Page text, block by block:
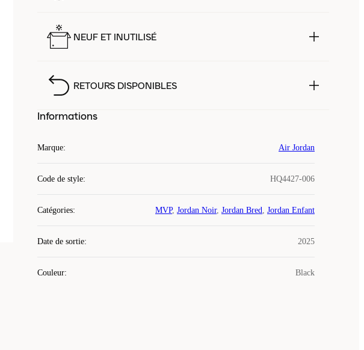
NEUF ET INUTILISÉ
RETOURS DISPONIBLES
Informations
Marque: Air Jordan
Code de style: HQ4427-006
Catégories: MVP, Jordan Noir, Jordan Bred, Jordan Enfant
Date de sortie: 2025
Couleur: Black